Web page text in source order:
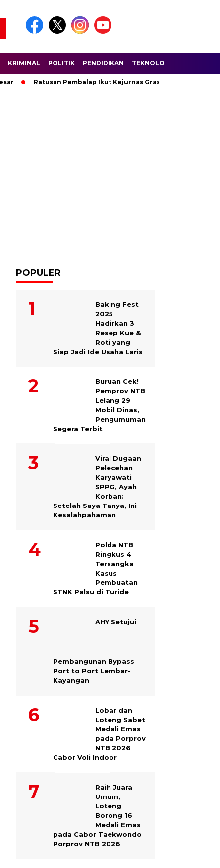
KRIMINAL POLITIK PENDIDIKAN TEKNOLOGI
Ratusan Pembalap Ikut Kejurnas Grasstrack di Sirkuit Lantan
POPULER
Baking Fest
2025
Hadirkan 3
Resep Kue &
Roti yang
Siap Jadi Ide Usaha Laris
Buruan Cek!
Pemprov NTB
Lelang 29
Mobil Dinas,
Pengumuman
Segera Terbit
Viral Dugaan
Pelecehan
Karyawati
SPPG, Ayah
Korban:
Setelah Saya Tanya, Ini
Kesalahpahaman
Polda NTB
Ringkus 4
Tersangka
Kasus
Pembuatan
STNK Palsu di Turide
AHY Setujui
Pembangunan Bypass
Port to Port Lembar-
Kayangan
Lobar dan
Loteng Sabet
Medali Emas
pada Porprov
NTB 2026
Cabor Voli Indoor
Raih Juara
Umum,
Loteng
Borong 16
Medali Emas
pada Cabor Taekwondo
Porprov NTB 2026